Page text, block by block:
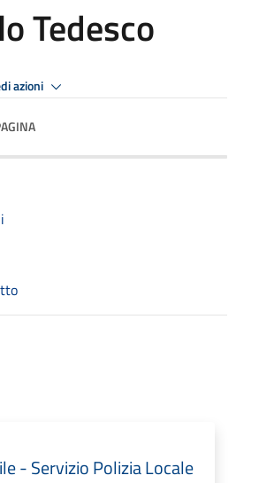
Tedesco
azioni
- Servizio Polizia Locale